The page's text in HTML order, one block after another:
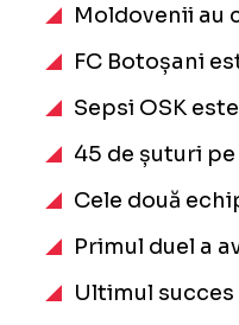
Moldovenii au
FC Botoșani
Sepsi OSK
45 de șuturi
Cele două
Primul duel a
Ultimul succes